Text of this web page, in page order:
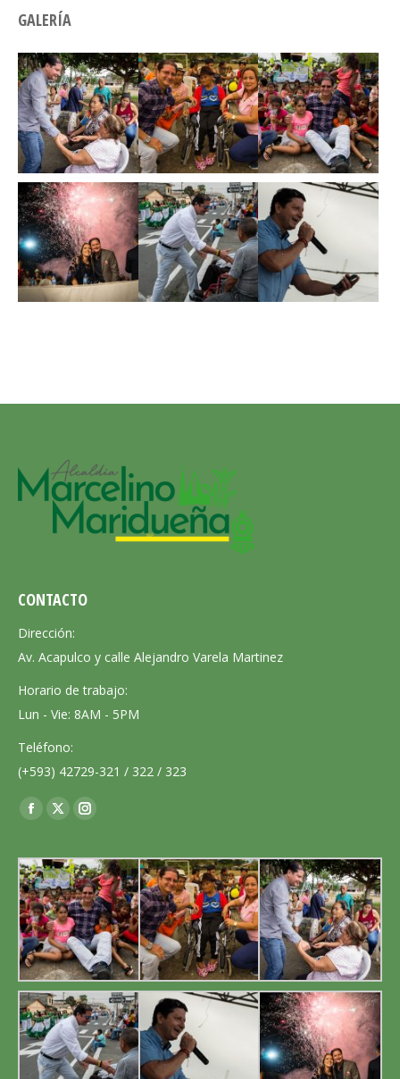
GALERÍA
CONTACTO
Dirección:
Av. Acapulco y calle Alejandro Varela Martinez
Horario de trabajo:
Lun - Vie: 8AM - 5PM
Teléfono:
(+593) 42729-321 / 322 / 323
Encuéntranos en:
Facebook
opens
in
new
window
X
opens
in
new
window
Instagram
opens
in
new
window